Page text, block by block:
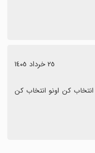
٢٥ خرداد ١٤٠٥